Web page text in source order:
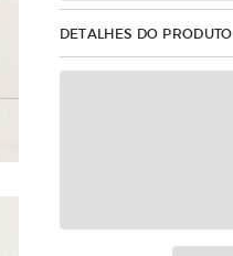
DETALHES DO PRODUTO